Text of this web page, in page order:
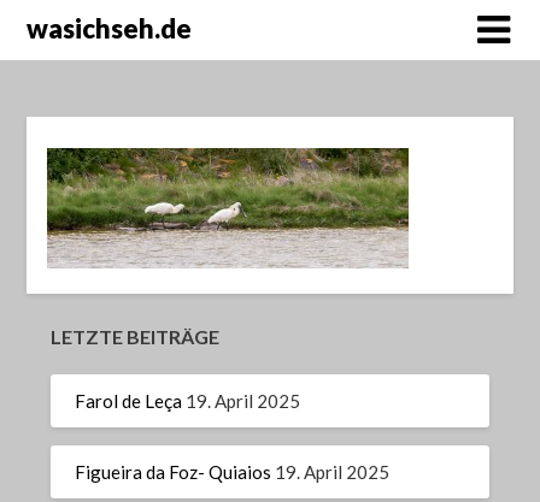
wasichseh.de
LETZTE BEITRÄGE
Farol de Leça 19. April 2025
Figueira da Foz- Quiaios 19. April 2025